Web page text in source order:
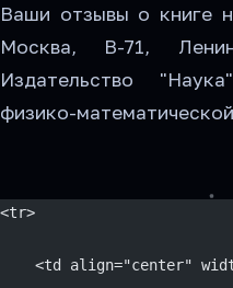
Ваши отзывы о книге
Москва, В-71,
Издательство
физико-
<tr>
<td align="center"